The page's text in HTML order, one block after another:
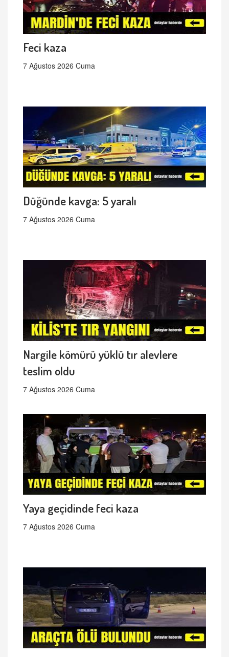
Feci kaza
7 Ağustos 2026 Cuma
Düğünde kavga: 5 yaralı
7 Ağustos 2026 Cuma
Nargile kömürü yüklü tır alevlere
teslim oldu
7 Ağustos 2026 Cuma
Yaya geçidinde feci kaza
7 Ağustos 2026 Cuma